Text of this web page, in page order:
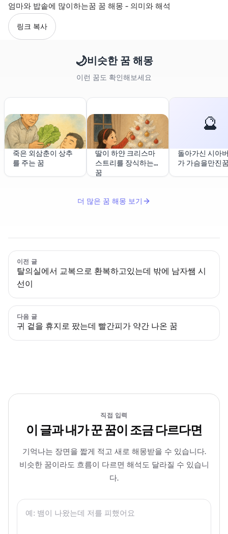
엄마와 밥솥에 많이하는꿈 꿈 해몽 - 의미와 해석
링크 복사
🌙비슷한 꿈 해몽
이런 꿈도 확인해보세요
죽은 외삼춘이 상추
를 주는 꿈
딸이 하얀 크리스마
스트리를 장식하는
꿈
🔮
돌아가신 시아
가 가슴을만진
더 많은 꿈 해몽 보기
이전 글
탈의실에서 교복으로 환복하고있는데 밖에 남자쌤 시
선이
다음 글
귀 겉을 휴지로 팠는데 빨간피가 약간 나온 꿈
직접 입력
이 글과 내가 꾼 꿈이 조금 다르다면
기억나는 장면을 짧게 적고 새로 해몽받을 수 있습니다.
비슷한 꿈이라도 흐름이 다르면 해석도 달라질 수 있습니
다.